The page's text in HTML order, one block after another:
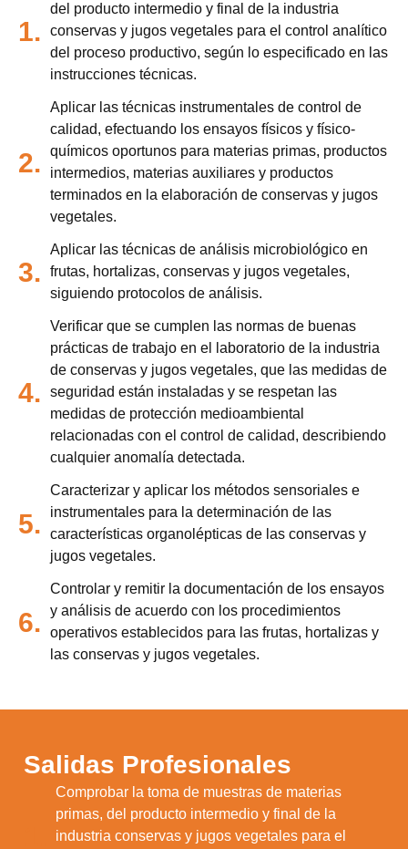
1.
del producto intermedio y final de la industria
conservas y jugos vegetales para el control analítico
del proceso productivo, según lo especificado en las
instrucciones técnicas.
2.
Aplicar las técnicas instrumentales de control de
calidad, efectuando los ensayos físicos y físico-
químicos oportunos para materias primas, productos
intermedios, materias auxiliares y productos
terminados en la elaboración de conservas y jugos
vegetales.
3.
Aplicar las técnicas de análisis microbiológico en
frutas, hortalizas, conservas y jugos vegetales,
siguiendo protocolos de análisis.
4.
Verificar que se cumplen las normas de buenas
prácticas de trabajo en el laboratorio de la industria
de conservas y jugos vegetales, que las medidas de
seguridad están instaladas y se respetan las
medidas de protección medioambiental
relacionadas con el control de calidad, describiendo
cualquier anomalía detectada.
5.
Caracterizar y aplicar los métodos sensoriales e
instrumentales para la determinación de las
características organolépticas de las conservas y
jugos vegetales.
6.
Controlar y remitir la documentación de los ensayos
y análisis de acuerdo con los procedimientos
operativos establecidos para las frutas, hortalizas y
las conservas y jugos vegetales.
Salidas Profesionales
Comprobar la toma de muestras de materias
primas, del producto intermedio y final de la
industria conservas y jugos vegetales para el